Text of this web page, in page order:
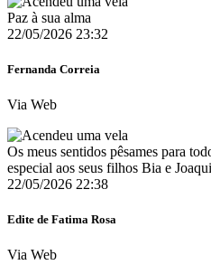
Paz à sua alma
22/05/2026 23:32
Fernanda Correia
Via Web
Os meus sentidos pêsames para
especial aos seus filhos Bia e
22/05/2026 22:38
Edite de Fatima Rosa
Via Web